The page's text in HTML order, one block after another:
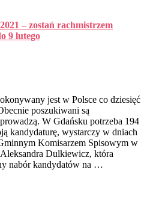
– zostań rachmistrzem
9 lutego
jest w Polsce co dziesięć
poszukiwani są
W Gdańsku potrzeba 194
kandydaturę, wystarczy w dniach
Komisarzem Spisowym w
Dulkiewicz, która
nabór kandydatów na …